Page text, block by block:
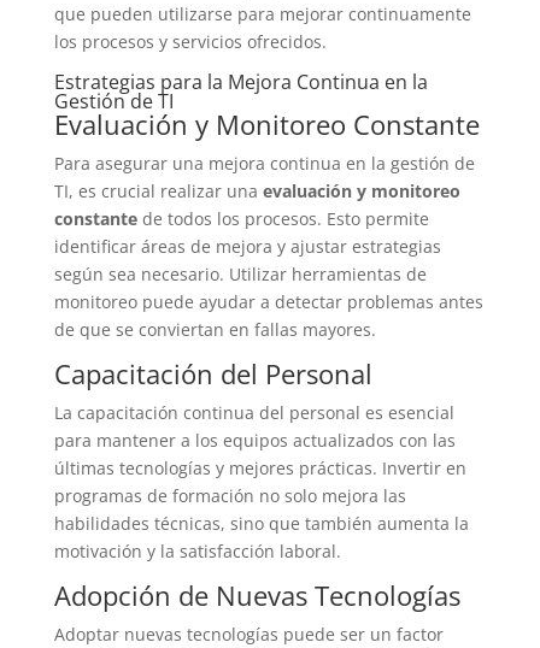
que pueden utilizarse para mejorar continuamente
los procesos y servicios ofrecidos.
Estrategias para la Mejora Continua en la
Gestión de TI
Evaluación y Monitoreo Constante
Para asegurar una mejora continua en la gestión de
TI, es crucial realizar una evaluación y monitoreo
constantede todos los procesos. Esto permite
identificar áreas de mejora y ajustar estrategias
según sea necesario. Utilizar herramientas de
monitoreo puede ayudar a detectar problemas antes
de que se conviertan en fallas mayores.
Capacitación del Personal
La capacitación continua del personal es esencial
para mantener a los equipos actualizados con las
últimas tecnologías y mejores prácticas. Invertir en
programas de formación no solo mejora las
habilidades técnicas, sino que también aumenta la
motivación y la satisfacción laboral.
Adopción de Nuevas Tecnologías
Adoptar nuevas tecnologías puede ser un factor